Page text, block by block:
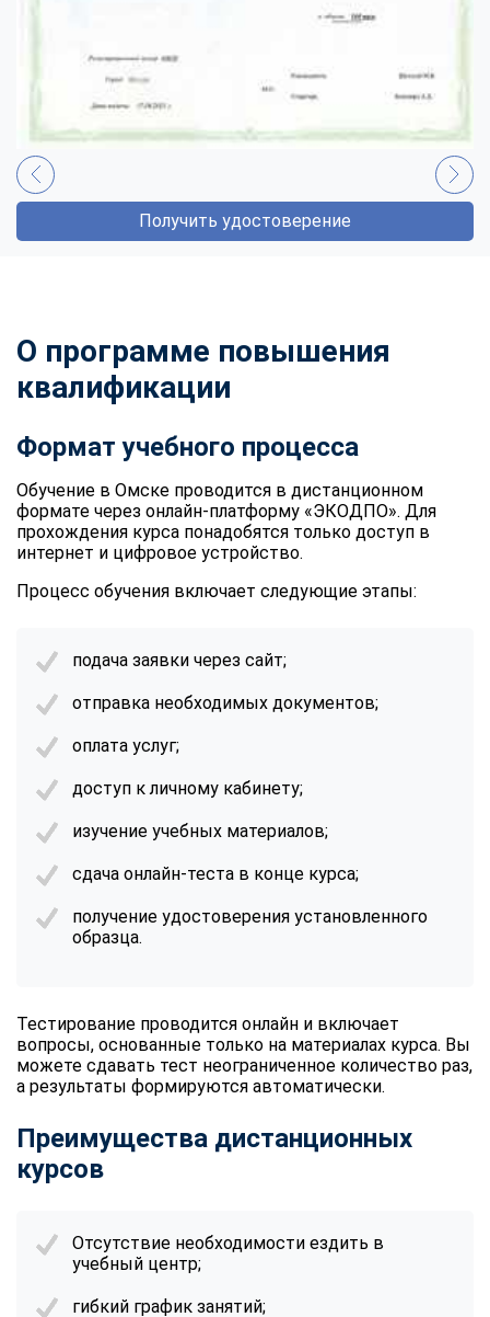
Получить удостоверение
О программе повышения
квалификации
Формат учебного процесса
Обучение в Омске проводится в дистанционном
формате через онлайн-платформу «ЭКОДПО». Для
прохождения курса понадобятся только доступ в
интернет и цифровое устройство.
Процесс обучения включает следующие этапы:
подача заявки через сайт;
отправка необходимых документов;
оплата услуг;
доступ к личному кабинету;
изучение учебных материалов;
сдача онлайн-теста в конце курса;
получение удостоверения установленного
образца.
Тестирование проводится онлайн и включает
вопросы, основанные только на материалах курса. Вы
можете сдавать тест неограниченное количество раз,
а результаты формируются автоматически.
Преимущества дистанционных
курсов
Отсутствие необходимости ездить в
учебный центр;
гибкий график занятий;